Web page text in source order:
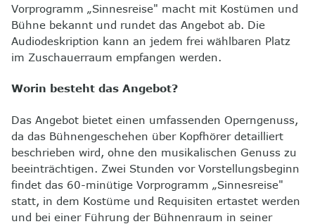
Vorprogramm „Sinnesreise" macht mit Kostümen und
Bühne bekannt und rundet das Angebot ab. Die
Audiodeskription kann an jedem frei wählbaren Platz
im Zuschauerraum empfangen werden.
Worin besteht das Angebot?
Das Angebot bietet einen umfassenden Operngenuss,
da das Bühnengeschehen über Kopfhörer detailliert
beschrieben wird, ohne den musikalischen Genuss zu
beeinträchtigen. Zwei Stunden vor Vorstellungsbeginn
findet das 60-minütige Vorprogramm „Sinnesreise"
statt, in dem Kostüme und Requisiten ertastet werden
und bei einer Führung der Bühnenraum in seiner